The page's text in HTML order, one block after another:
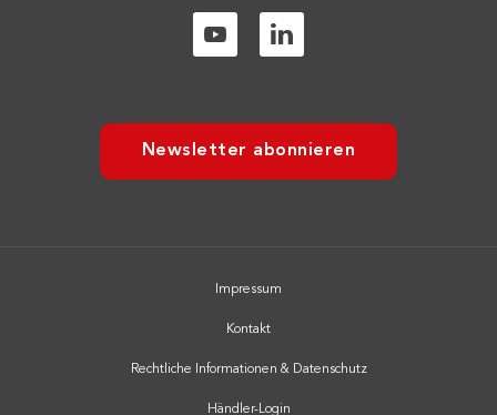
Newsletter abonnieren
Impressum
Kontakt
Rechtliche Informationen & Datenschutz
Händler-Login